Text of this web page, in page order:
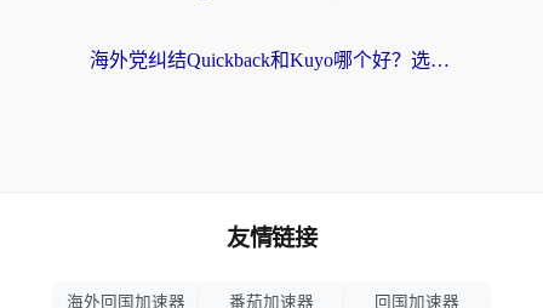
海外党纠结Quickback和Kuyo哪个好？选对回国加速器才能无缝刷国内资源
友情链接
海外回国加速器 番茄加速器 回国加速器